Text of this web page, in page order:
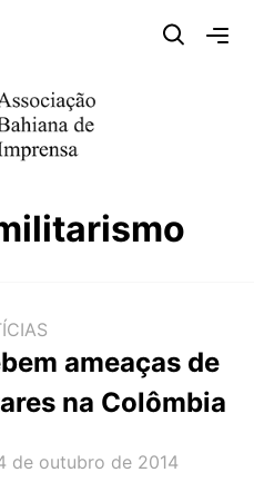
ameaças de
na Colômbia
de outubro de 2014